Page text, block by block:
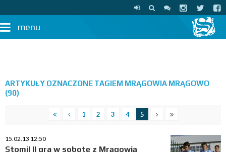
menu
ARTYKUŁY OZNACZONE TAGIEM MRĄGOWIA MRĄGOWO
(90)
1 2 3 4 5
15.02.13 12:50
Stomil II gra w sobotę z Mrągowią